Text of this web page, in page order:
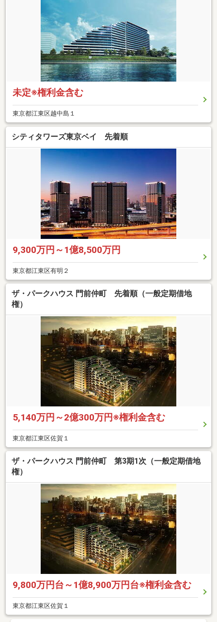
未定※権利金含む
東京都江東区越中島１
シティタワーズ東京ベイ 先着順
9,300万円～1億8,500万円
東京都江東区有明２
ザ・パークハウス 門前仲町 先着順（一般定期借地
権）
5,140万円～2億300万円※権利金含む
東京都江東区佐賀１
ザ・パークハウス 門前仲町 第3期1次（一般定期借地
権）
9,800万円台～1億8,900万円台※権利金含む
東京都江東区佐賀１